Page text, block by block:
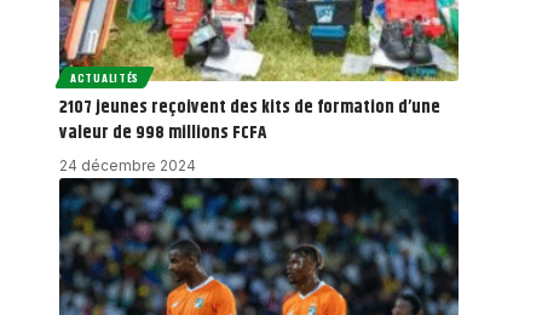
ACTUALITÉS
2107 jeunes reçoivent des kits de formation d’une
valeur de 998 millions FCFA
24 décembre 2024